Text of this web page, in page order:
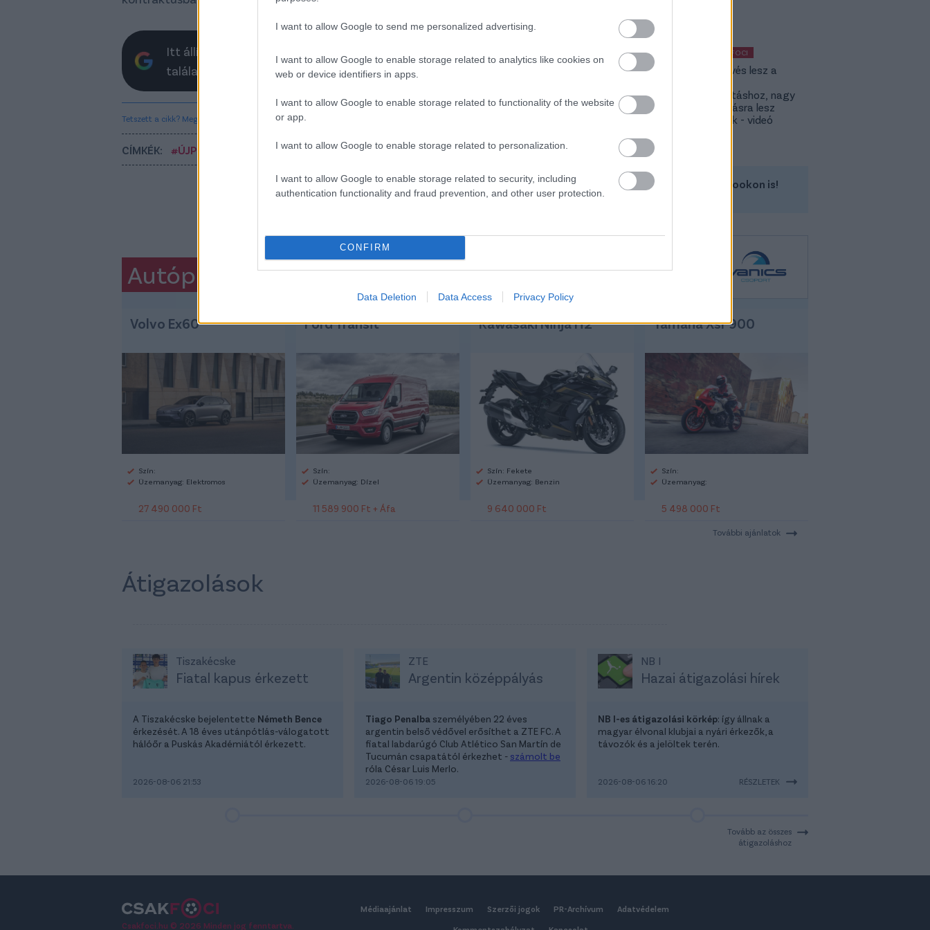
I want to allow Google to send me personalized advertising.
I want to allow Google to enable storage related to analytics like cookies on
web or device identifiers in apps.
I want to allow Google to enable storage related to functionality of the website
or app.
I want to allow Google to enable storage related to personalization.
I want to allow Google to enable storage related to security, including
authentication functionality and fraud prevention, and other user protection.
CONFIRM
Data Deletion Data Access Privacy Policy
Itt állíthatod be, hogy a Csakfoci az elsők között legyen a Google-
találatokban
Tetszett a cikk? Megosztanád?
CÍMKÉK: #ÚJPEST #SPANYOL FOCI #ENIS BARDHI #LEVANTE
KÜLFÖLDI FOCI
KL: Ez kevés lesz a
továbbjutáshoz, nagy
feltámadásra lesz
szükségük - videó
Kövess minket a Facebookon is!
Autópiac
Volvo Ex60
Szín:
Üzemanyag: Elektromos
27 490 000 Ft
Ford Transit
Szín:
Üzemanyag: Dízel
11 589 900 Ft + Áfa
Kawasaki Ninja H2
Szín: Fekete
Üzemanyag: Benzin
9 640 000 Ft
Yamaha Xsr 900
Szín:
Üzemanyag:
5 498 000 Ft
További ajánlatok
Átigazolások
Tiszakécske
Fiatal kapus érkezett
A Tiszakécske bejelentette Németh Bence
érkezését. A 18 éves utánpótlás-válogatott
hálóőr a Puskás Akadémiától érkezett.
2026-08-06 21:53
ZTE
Argentin középpályás
Tiago Penalba személyében 22 éves
argentin belső védővel erősíthet a ZTE FC. A
fiatal labdarúgó Club Atlético San Martín de
Tucumán csapatától érkezhet - számolt be
róla César Luis Merlo.
2026-08-06 19:05
NB I
Hazai átigazolási hírek
NB I-es átigazolási körkép: így állnak a
magyar élvonal klubjai a nyári érkezők, a
távozók és a jelöltek terén.
2026-08-06 16:20 RÉSZLETEK
Tovább az összes
átigazoláshoz
Csakfoci.hu © 2026 Minden jog fenntartva.
Médiaajánlat Impresszum Szerzői jogok PR-Archívum Adatvédelem